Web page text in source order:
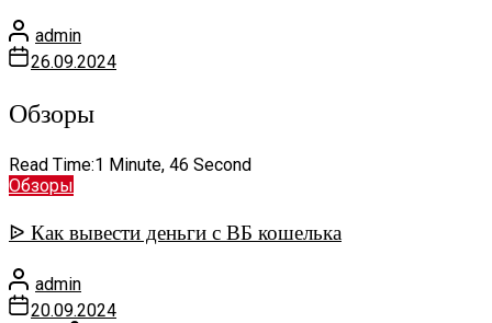
admin
26.09.2024
Обзоры
Read Time:1 Minute, 46 Second
Обзоры
ᐉ Как вывести деньги с ВБ кошелька
admin
20.09.2024